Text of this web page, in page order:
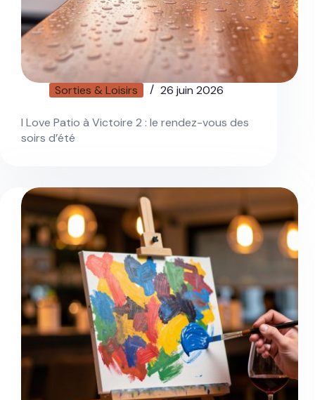
Sorties & Loisirs 26 juin 2026
I Love Patio à Victoire 2 : le rendez-vous des
soirs d’été